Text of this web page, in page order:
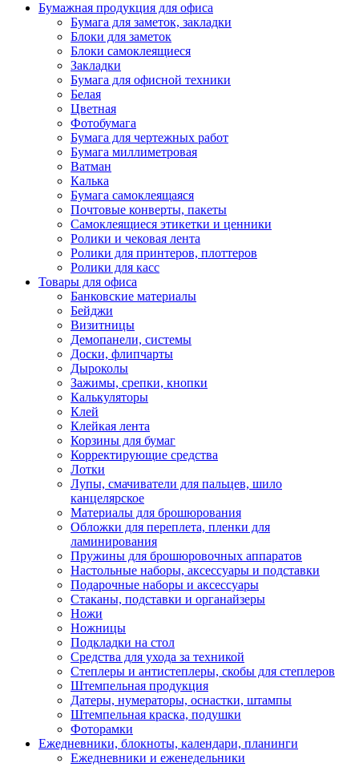
Бумажная продукция для офиса
Бумага для заметок, закладки
Блоки для заметок
Блоки самоклеящиеся
Закладки
Бумага для офисной техники
Белая
Цветная
Фотобумага
Бумага для чертежных работ
Бумага миллиметровая
Ватман
Калька
Бумага самоклеящаяся
Почтовые конверты, пакеты
Самоклеящиеся этикетки и ценники
Ролики и чековая лента
Ролики для принтеров, плоттеров
Ролики для касс
Товары для офиса
Банковские материалы
Бейджи
Визитницы
Демопанели, системы
Доски, флипчарты
Дыроколы
Зажимы, срепки, кнопки
Калькуляторы
Клей
Клейкая лента
Корзины для бумаг
Корректирующие средства
Лотки
Лупы, смачиватели для пальцев, шило
канцелярское
Материалы для брошюрования
Обложки для переплета, пленки для
ламинирования
Пружины для брошюровочных аппаратов
Настольные наборы, аксессуары и подставки
Подарочные наборы и аксессуары
Стаканы, подставки и органайзеры
Ножи
Ножницы
Подкладки на стол
Средства для ухода за техникой
Степлеры и антистеплеры, скобы для степлеров
Штемпельная продукция
Датеры, нумераторы, оснастки, штампы
Штемпельная краска, подушки
Фоторамки
Ежедневники, блокноты, календари, планинги
Ежедневники и еженедельники